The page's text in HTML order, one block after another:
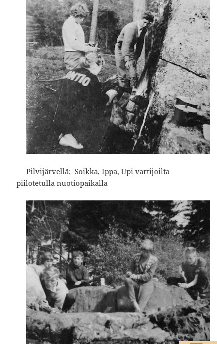
Pilvijärvellä; Soikka, Ippa, Upi vartijoilta
piilotetulla nuotiopaikalla